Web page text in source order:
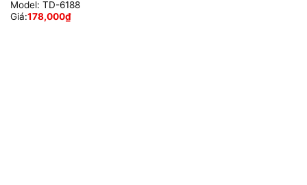
Model: TD-6188
Giá:178,000₫